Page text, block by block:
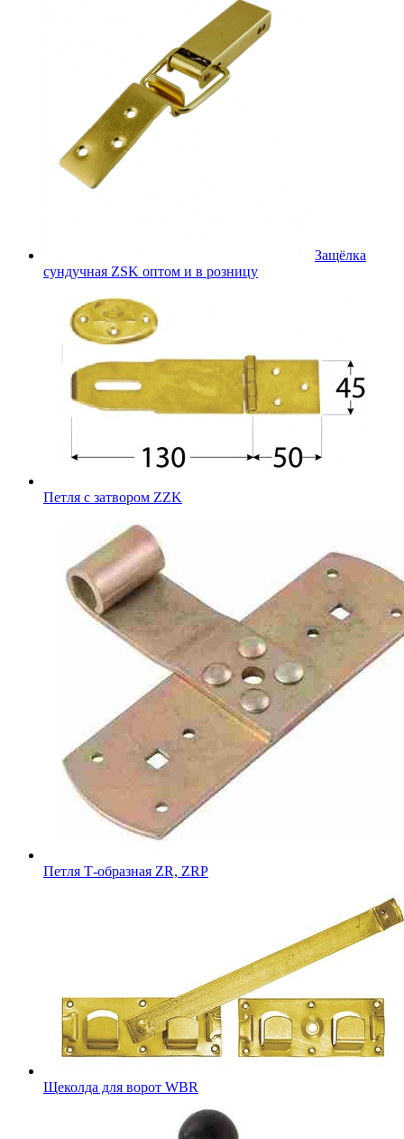
Защёлка
сундучная ZSK оптом и в розницу
Петля с затвором ZZK
Петля Т-образная ZR, ZRP
Щеколда для ворот WBR